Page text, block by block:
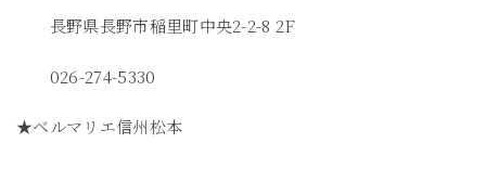
長野県長野市稲里町中央2-2-8 2F
026-274-5330
★ベルマリエ信州松本